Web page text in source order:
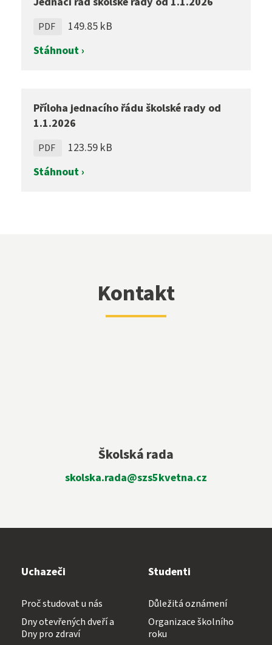
PDF
149.85 kB
Stáhnout ›
Příloha jednacího řádu školské rady od
1.1.2026
PDF
123.59 kB
Stáhnout ›
Kontakt
Školská rada
skolska.rada@szs5kvetna.cz
Uchazeči
Proč studovat u nás
Dny otevřených dveří a
Dny pro zdraví
Studenti
Důležitá oznámení
Organizace školního
roku